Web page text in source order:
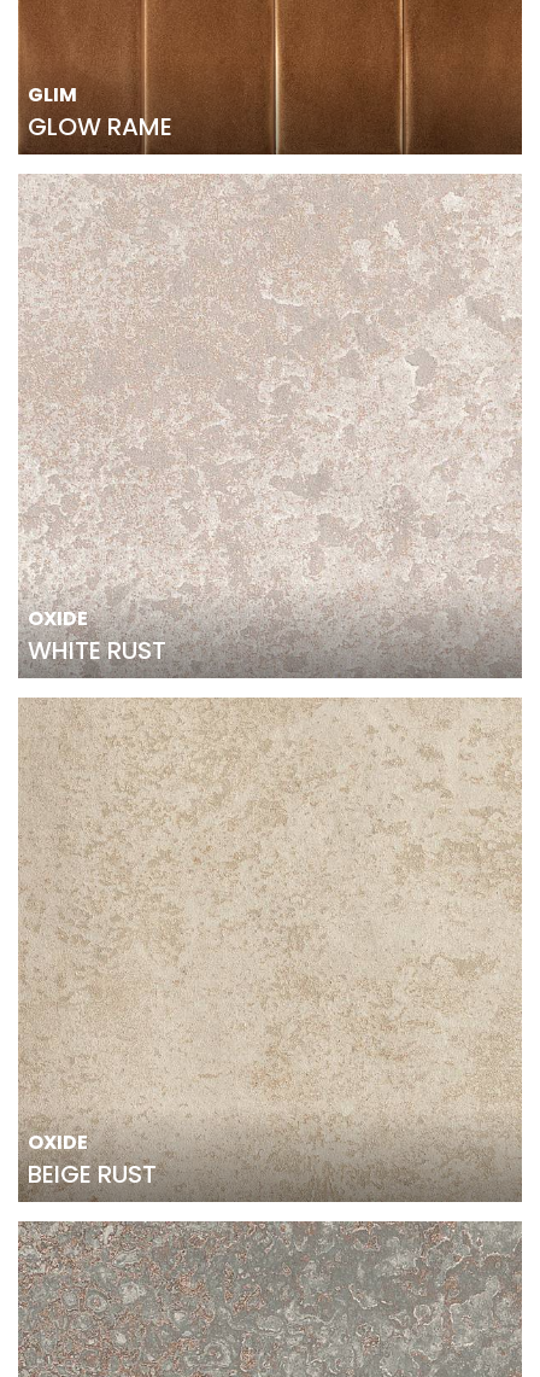
GLIM
GLOW RAME
OXIDE
WHITE RUST
OXIDE
BEIGE RUST